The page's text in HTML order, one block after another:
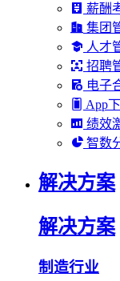
薪酬
集团
人才
招聘
电子
App
绩效
智数
解决方案
解决方案
制造行业